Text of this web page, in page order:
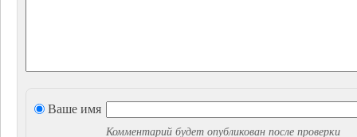
Ваше имя
Комментарий будет опубликован после проверки